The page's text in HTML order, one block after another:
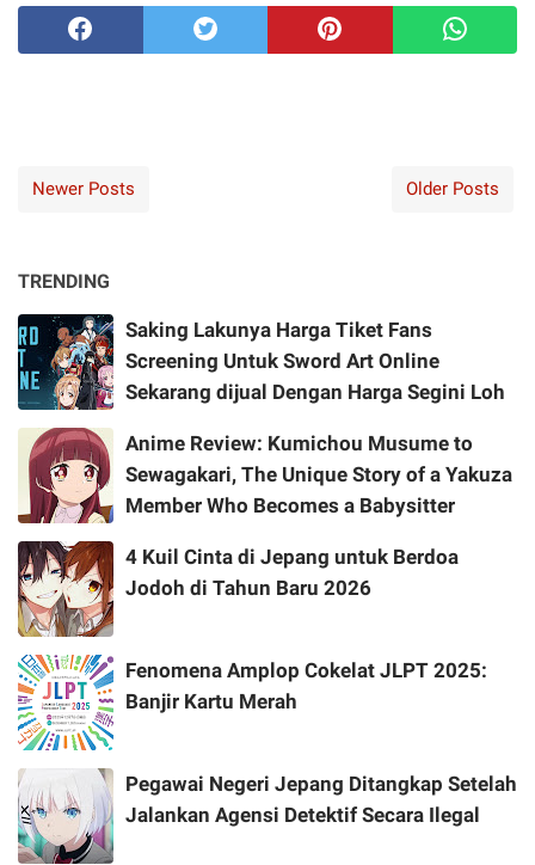
Newer Posts Older Posts
TRENDING
Saking Lakunya Harga Tiket Fans
Screening Untuk Sword Art Online
Sekarang dijual Dengan Harga Segini Loh
Anime Review: Kumichou Musume to
Sewagakari, The Unique Story of a Yakuza
Member Who Becomes a Babysitter
4 Kuil Cinta di Jepang untuk Berdoa
Jodoh di Tahun Baru 2026
Fenomena Amplop Cokelat JLPT 2025:
Banjir Kartu Merah
Pegawai Negeri Jepang Ditangkap Setelah
Jalankan Agensi Detektif Secara Ilegal